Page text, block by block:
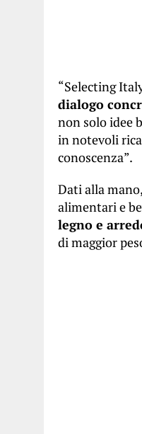
“Selecting
dialogo
non solo idee
in notevoli
conoscenza”.
Dati alla
alimentari e
legno e
di maggior